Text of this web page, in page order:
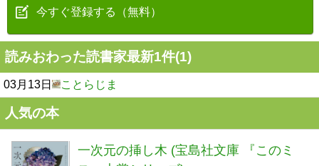
今すぐ登録する（無料）
読みおわった読書家最新1件(1)
03月13日 ことらじま
人気の本
一次元の挿し木 (宝島社文庫 『このミ